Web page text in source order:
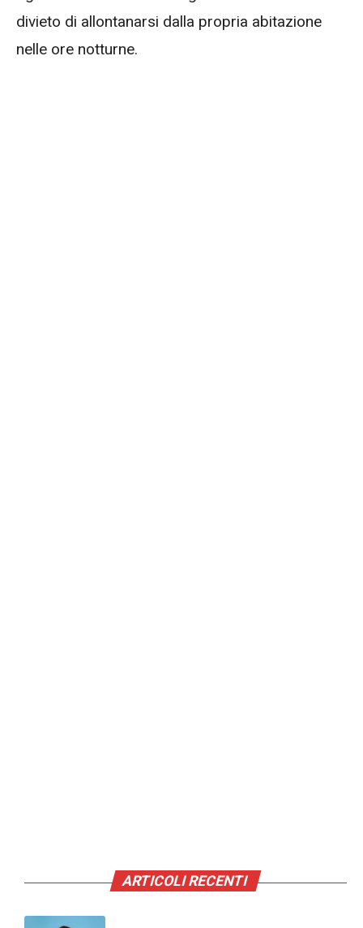
divieto di allontanarsi dalla propria abitazione
nelle ore notturne.
ARTICOLI RECENTI